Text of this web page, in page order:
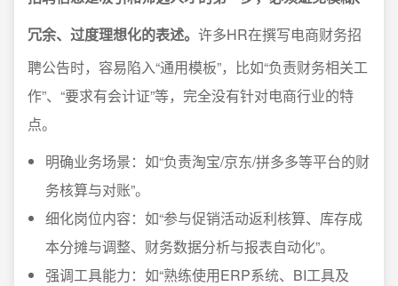
冗余、过度理想化的表述。 许多HR在撰写电商财务招
聘公告时，容易陷入“通用模板”，比如“负责财务相关工
作”、“要求有会计证”等，完全没有针对电商行业的特
点。
明确业务场景：如“负责淘宝/京东/拼多多等平台的财
务核算与对账”。
细化岗位内容：如“参与促销活动返利核算、库存成
本分摊与调整、财务数据分析与报表自动化”。
强调工具能力：如“熟练使用ERP系统、BI工具及